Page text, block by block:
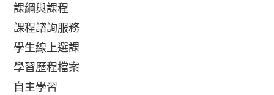
課綱與課程
課程諮詢服務
學生線上選課
學習歷程檔案
自主學習